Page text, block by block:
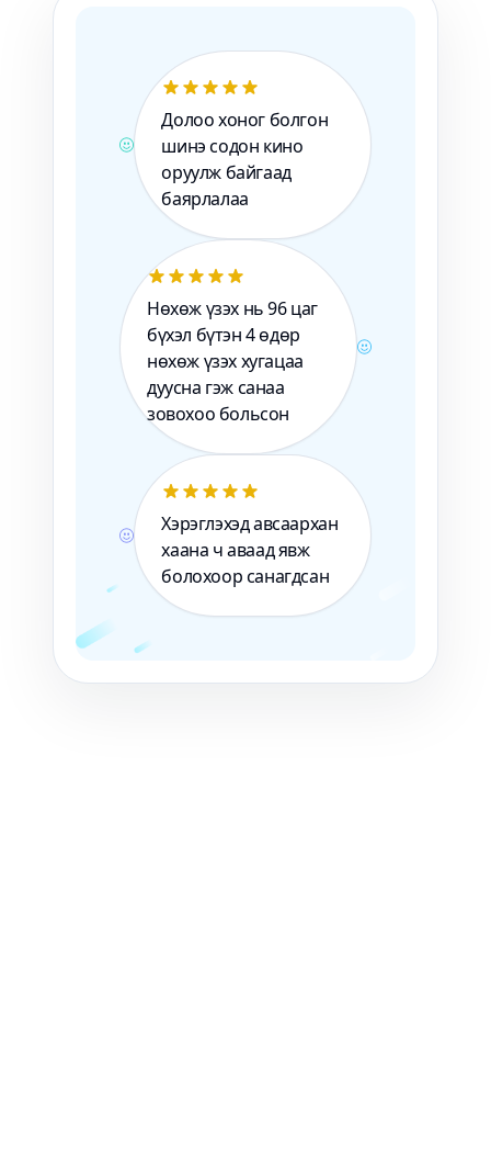
Долоо хоног болгон
шинэ содон кино
оруулж байгаад
баярлалаа
Нөхөж үзэх нь 96 цаг
бүхэл бүтэн 4 өдөр
нөхөж үзэх хугацаа
дуусна гэж санаа
зовохоо больсон
Хэрэглэхэд авсаархан
хаана ч аваад явж
болохоор санагдсан